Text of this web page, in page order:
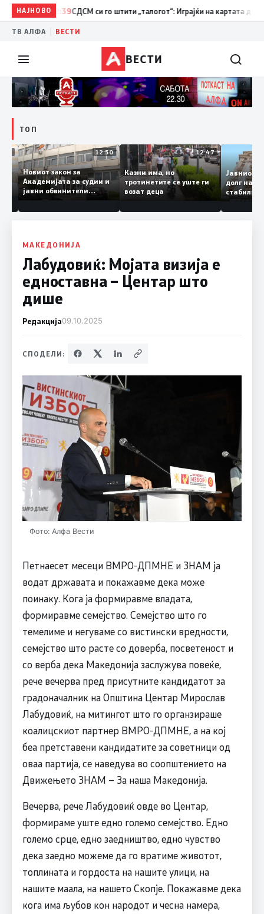
НАЈНОВО
12:39 СДСМ си го штити „талогот“: Играјќи на картата дека се
ТВ АЛФА ВЕСТИ
ВЕСТИ
ТОП
18:06 12:50
Новиот закон за
Академијата за судии и
јавни обвинители
наскоро во Собранието
12:47
Казни има, но
тротинетите се уште ги
возат деца
долг
МАКЕДОНИЈА
Лабудовиќ: Мојата визија е
едноставна – Центар што
дише
Редакција09.10.2025
СПОДЕЛИ:
Фото: Алфа Вести
Петнаесет месеци ВМРО-ДПМНЕ и ЗНАМ ја
водат државата и покажавме дека може
поинаку. Кога ја формиравме владата,
формиравме семејство. Семејство што го
темелиме и негуваме со вистински вредности,
семејство што расте со доверба, посветеност и
со верба дека Македонија заслужува повеќе,
рече вечерва пред присутните кандидатот за
градоначалник на Општина Центар Мирослав
Лабудовиќ, на митингот што го органзираше
коалицскиот партнер ВМРО-ДПМНЕ, а на кој
беа претставени кандидатите за советници од
оваа партија, се наведува во соопштението на
Движењето ЗНАМ – За наша Македонија.
Вечерва, рече Лабудовиќ овде во Центар,
формираме уште едно големо семејство. Едно
големо срце, едно заедништво, едно чувство
дека заедно можеме да го вратиме животот,
топлината и гордоста на нашите улици, на
нашите маала, на нашето Скопје. Покажавме дека
кога има љубов кон народот и чесна намера,